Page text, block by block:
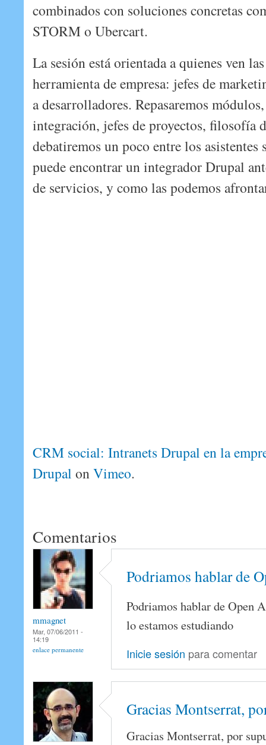
combinados con soluciones concretas
STORM o Ubercart.
La sesión está orientada a quienes ven
herramienta de empresa: jefes de
a desarrolladores. Repasaremos
integración, jefes de proyectos, filosofía
debatiremos un poco entre los asistentes
puede encontrar un integrador Drupal
de servicios, y como las podemos
CRM social: Intranets Drupal en la
Drupal onVimeo.
Comentarios
mmagnet
Mar, 07/06/2011 -
14:19
enlace permanente
Podriamos hablar de
Podriamos hablar de Open
lo estamos estudiando
Inicie sesión para comentar
Gracias Montserrat,
Gracias Montserrat, por